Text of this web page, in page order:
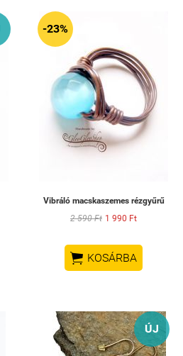
-23%
Vibráló macskaszemes rézgyűrű
2 590 Ft 1 990 Ft
 KOSÁRBA
ÚJ